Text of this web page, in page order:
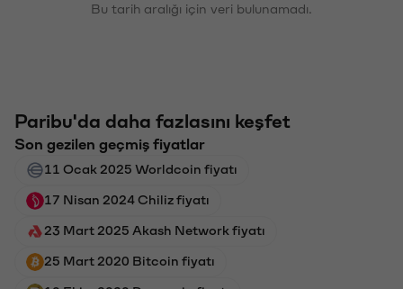
Bu tarih aralığı için veri bulunamadı.
Paribu'da daha fazlasını keşfet
Son gezilen geçmiş fiyatlar
11 Ocak 2025 Worldcoin fiyatı
17 Nisan 2024 Chiliz fiyatı
23 Mart 2025 Akash Network fiyatı
25 Mart 2020 Bitcoin fiyatı